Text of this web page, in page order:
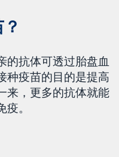
的抗体可透过胎盘血
种疫苗的目的是提高
来，更多的抗体就能
。